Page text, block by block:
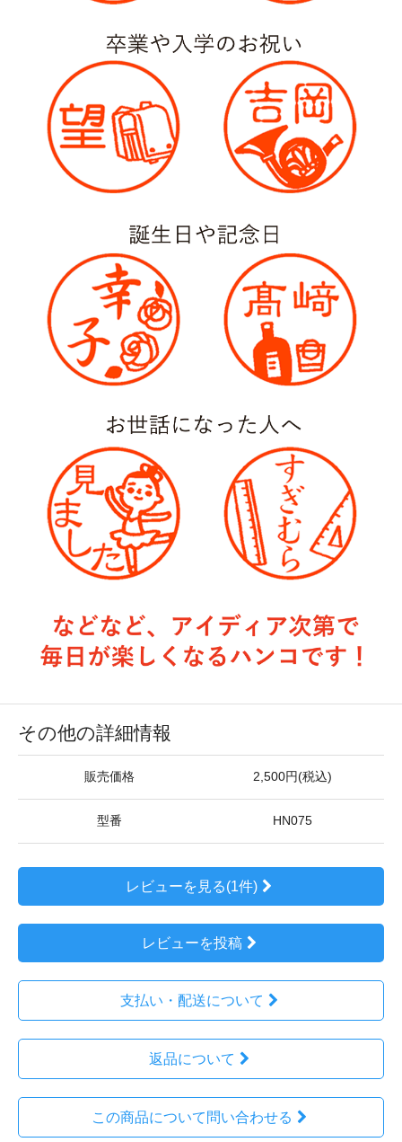
その他の詳細情報
販売価格 2,500円(税込)
型番 HN075
レビューを見る(1件)
レビューを投稿
支払い・配送について
返品について
この商品について問い合わせる